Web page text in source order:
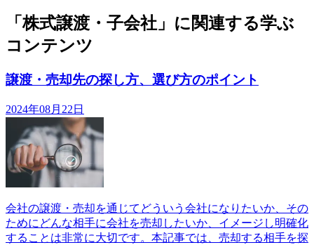
「株式譲渡・子会社」に関連する学ぶ
コンテンツ
譲渡・売却先の探し方、選び方のポイント
2024年08月22日
会社の譲渡・売却を通じてどういう会社になりたいか、その
ためにどんな相手に会社を売却したいか、イメージし明確化
することは非常に大切です。本記事では、売却する相手を探